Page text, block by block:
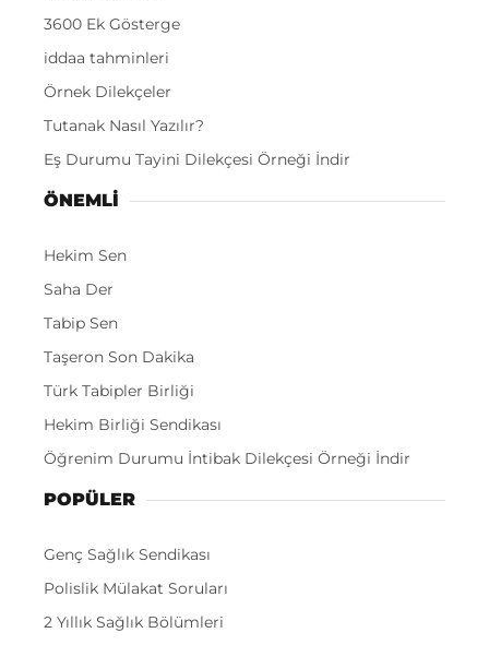
3600 Ek Gösterge
iddaa tahminleri
Örnek Dilekçeler
Tutanak Nasıl Yazılır?
Eş Durumu Tayini Dilekçesi Örneği İndir
ÖNEMLI
Hekim Sen
Saha Der
Tabip Sen
Taşeron Son Dakika
Türk Tabipler Birliği
Hekim Birliği Sendikası
Öğrenim Durumu İntibak Dilekçesi Örneği İndir
POPÜLER
Genç Sağlık Sendikası
Polislik Mülakat Soruları
2 Yıllık Sağlık Bölümleri